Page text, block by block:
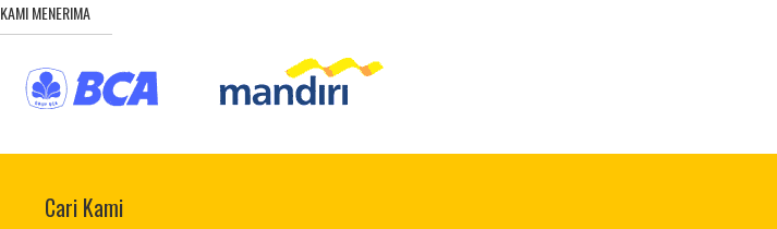
KAMI MENERIMA
Cari Kami